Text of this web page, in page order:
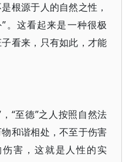
根源于人的自然之性，
。这看起来是一种很极
看来，只有如此，才能
“至德”之人按照自然法
和谐相处，不至于伤害
害，这就是人性的实